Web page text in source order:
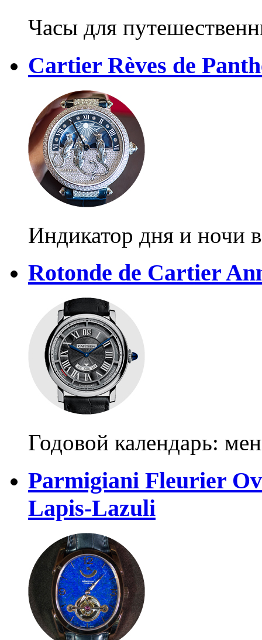
Часы для
Cartier Rèves de
Индикатор дня и ночи
Rotonde de Cartier
Годовой календарь:
Parmigiani Fleurier
Lapis-Lazuli